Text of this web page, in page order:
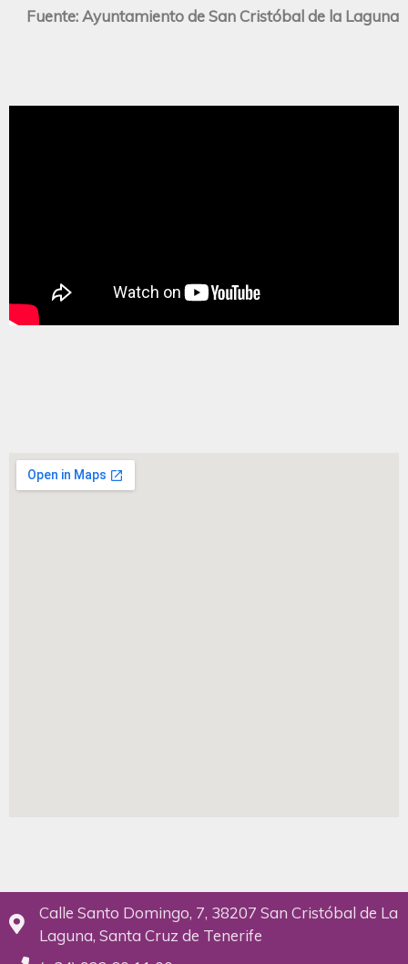
Fuente: Ayuntamiento de San Cristóbal de la Laguna
Calle Santo Domingo, 7, 38207 San Cristóbal de La
Laguna, Santa Cruz de Tenerife